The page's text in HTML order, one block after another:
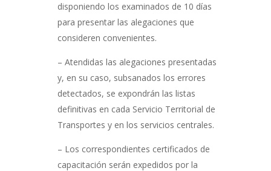
disponiendo los examinados de 10 días
para presentar las alegaciones que
consideren convenientes.
– Atendidas las alegaciones presentadas
y, en su caso, subsanados los errores
detectados, se expondrán las listas
definitivas en cada Servicio Territorial de
Transportes y en los servicios centrales.
– Los correspondientes certificados de
capacitación serán expedidos por la